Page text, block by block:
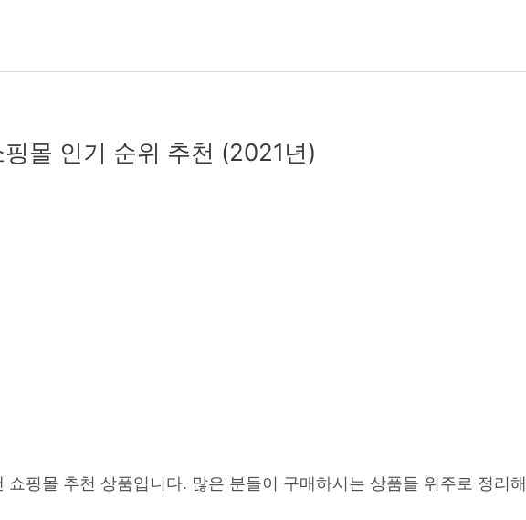
몰 인기 순위 추천 (2021년)
쇼핑몰 추천 상품입니다. 많은 분들이 구매하시는 상품들 위주로 정리해